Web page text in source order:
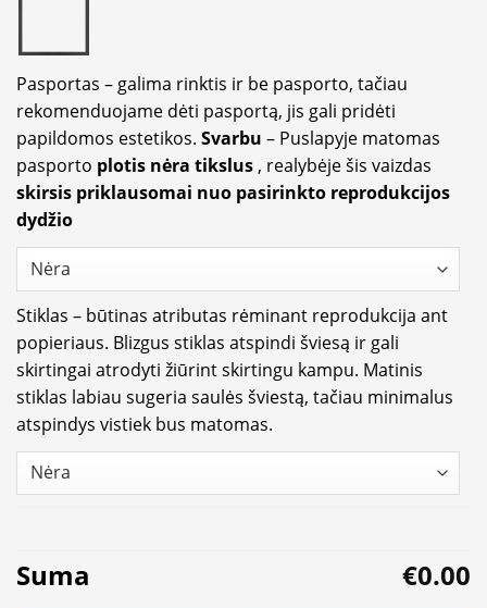
Pasportas – galima rinktis ir be pasporto, tačiau
rekomenduojame dėti pasportą, jis gali pridėti
papildomos estetikos. Svarbu – Puslapyje matomas
pasporto plotis nėra tikslus, realybėje šis vaizdas
skirsis priklausomai nuo pasirinkto reprodukcijos
dydžio
Stiklas – būtinas atributas rėminant reprodukcija ant
popieriaus. Blizgus stiklas atspindi šviesą ir gali
skirtingai atrodyti žiūrint skirtingu kampu. Matinis
stiklas labiau sugeria saulės šviestą, tačiau minimalus
atspindys vistiek bus matomas.
Suma €0.00